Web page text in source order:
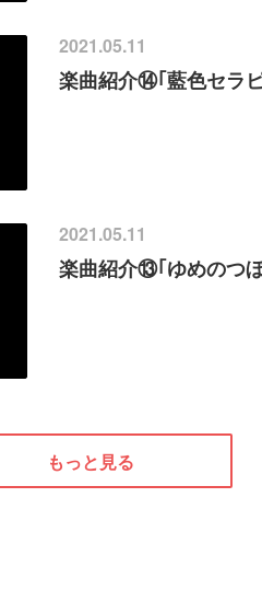
2021.05.11
楽曲紹介⑭｢藍色セラ
2021.05.11
楽曲紹介⑬｢ゆめのつ
もっと見る